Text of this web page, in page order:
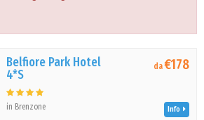
Belfiore Park Hotel
4*S
in Brenzone
da€178
Info